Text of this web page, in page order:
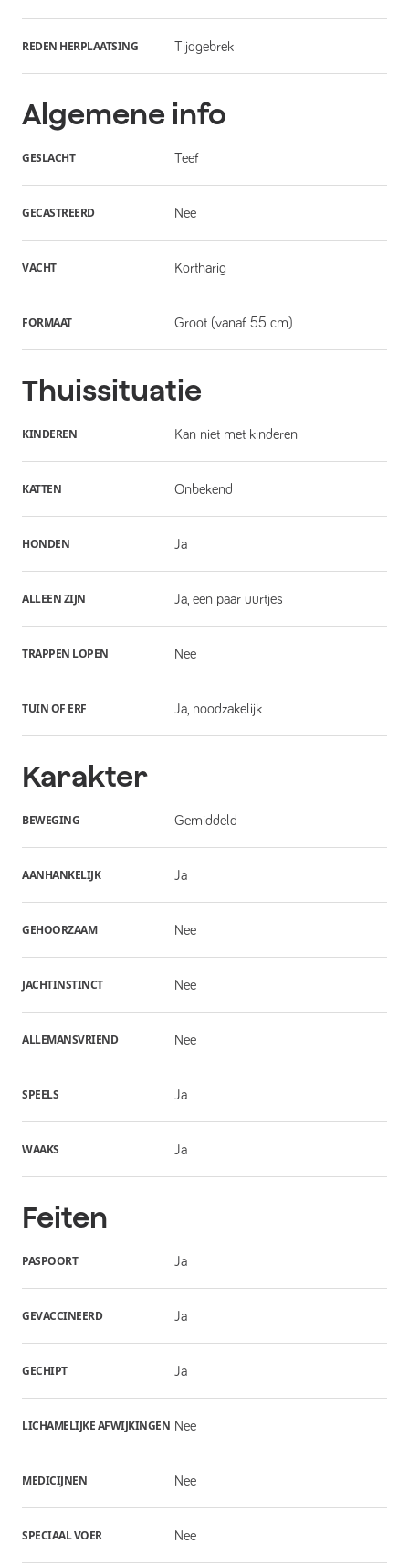
REDEN HERPLAATSING Tijdgebrek
Algemene info
GESLACHT Teef
GECASTREERD Nee
VACHT Kortharig
FORMAAT Groot (vanaf 55 cm)
Thuissituatie
KINDEREN Kan niet met kinderen
KATTEN Onbekend
HONDEN Ja
ALLEEN ZIJN Ja, een paar uurtjes
TRAPPEN LOPEN Nee
TUIN OF ERF Ja, noodzakelijk
Karakter
BEWEGING Gemiddeld
AANHANKELIJK Ja
GEHOORZAAM Nee
JACHTINSTINCT Nee
ALLEMANSVRIEND Nee
SPEELS Ja
WAAKS Ja
Feiten
PASPOORT Ja
GEVACCINEERD Ja
GECHIPT Ja
LICHAMELIJKE AFWIJKINGEN Nee
MEDICIJNEN Nee
SPECIAAL VOER Nee